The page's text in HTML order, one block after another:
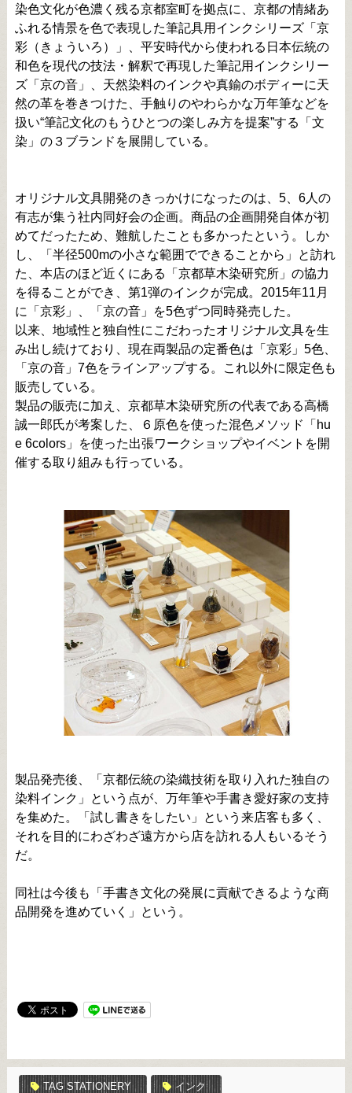
染色文化が色濃く残る京都室町を拠点に、京都の情緒あ
ふれる情景を色で表現した筆記具用インクシリーズ「京
彩（きょういろ）」、平安時代から使われる日本伝統の
和色を現代の技法・解釈で再現した筆記用インクシリー
ズ「京の音」、天然染料のインクや真鍮のボディーに天
然の革を巻きつけた、手触りのやわらかな万年筆などを
扱い“筆記文化のもうひとつの楽しみ方を提案”する「文
染」の３ブランドを展開している。
オリジナル文具開発のきっかけになったのは、5、6人の
有志が集う社内同好会の企画。商品の企画開発自体が初
めてだったため、難航したことも多かったという。しか
し、「半径500mの小さな範囲でできることから」と訪れ
た、本店のほど近くにある「京都草木染研究所」の協力
を得ることができ、第1弾のインクが完成。2015年11月
に「京彩」、「京の音」を5色ずつ同時発売した。
以来、地域性と独自性にこだわったオリジナル文具を生
み出し続けており、現在両製品の定番色は「京彩」5色、
「京の音」7色をラインアップする。これ以外に限定色も
販売している。
製品の販売に加え、京都草木染研究所の代表である高橋
誠一郎氏が考案した、６原色を使った混色メソッド「hu
e 6colors」を使った出張ワークショップやイベントを開
催する取り組みも行っている。
製品発売後、「京都伝統の染織技術を取り入れた独自の
染料インク」という点が、万年筆や手書き愛好家の支持
を集めた。「試し書きをしたい」という来店客も多く、
それを目的にわざわざ遠方から店を訪れる人もいるそう
だ。
同社は今後も「手書き文化の発展に貢献できるような商
品開発を進めていく」という。
TAG STATIONERY インク